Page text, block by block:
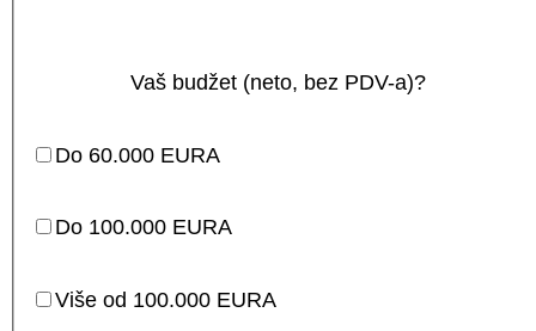
Vaš budžet (neto, bez PDV-a)?
Do 60.000 EURA
Do 100.000 EURA
Više od 100.000 EURA